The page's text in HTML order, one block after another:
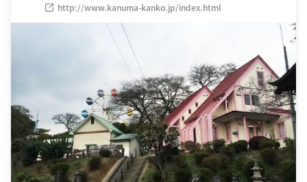
http://www.kanuma-kanko.jp/index.html